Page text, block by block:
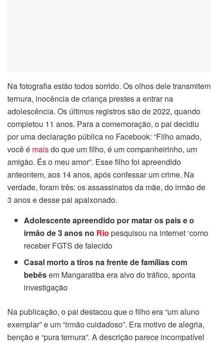
panel
Panel
panel
Panel
panel
panel
panel
panel
panel
Panel
Panel
Na fotografia estão todos sorrido. Os olhos dele transmitem
ternura, inocência de criança prestes a entrar na
adolescência. Os últimos registros são de 2022, quando
completou 11 anos. Para a comemoração, o pai decidiu
por uma declaração pública no Facebook: “Filho amado,
você é maisdo que um filho, é um companheirinho, um
amigão. És o meu amor”. Esse filho foi apreendido
anteontem, aos 14 anos, após confessar um crime. Na
verdade, foram três: os assassinatos da mãe, do irmão de
3 anos e desse pai apaixonado.
Adolescente apreendido por matar os pais e o
irmão de 3 anos no Rio pesquisou na internet ‘como
receber FGTS de falecido
Casal morto a tiros na frente de famílias com
bebêsem Mangaratiba era alvo do tráfico, aponta
investigação
Na publicação, o pai destacou que o filho era “um aluno
exemplar” e um “irmão cuidadoso”. Era motivo de alegria,
benção e “pura ternura”. A descrição parece incompatível